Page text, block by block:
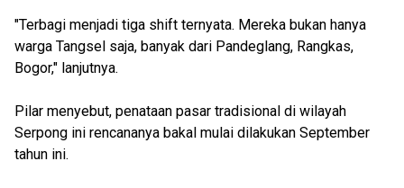
"Terbagi menjadi tiga shift ternyata. Mereka bukan hanya
warga Tangsel saja, banyak dari Pandeglang, Rangkas,
Bogor," lanjutnya.
Pilar menyebut, penataan pasar tradisional di wilayah
Serpong ini rencananya bakal mulai dilakukan September
tahun ini.